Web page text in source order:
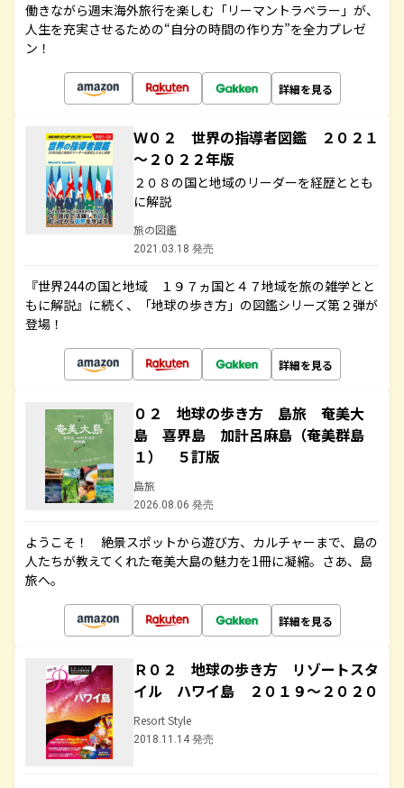
働きながら週末海外旅行を楽しむ「リーマントラベラー」が、
人生を充実させるための“自分の時間の作り方”を全力プレゼ
ン！
詳細を見る
Ｗ０２ 世界の指導者図鑑 ２０２１
～２０２２年版
２０８の国と地域のリーダーを経歴ととも
に解説
旅の図鑑
2021.03.18 発売
『世界244の国と地域 １９７ヵ国と４７地域を旅の雑学とと
もに解説』に続く、「地球の歩き方」の図鑑シリーズ第２弾が
登場！
詳細を見る
０２ 地球の歩き方 島旅 奄美大
島 喜界島 加計呂麻島（奄美群島
１） ５訂版
島旅
2026.08.06 発売
ようこそ！ 絶景スポットから遊び方、カルチャーまで、島の
人たちが教えてくれた奄美大島の魅力を1冊に凝縮。さあ、島
旅へ。
詳細を見る
Ｒ０２ 地球の歩き方 リゾートスタ
イル ハワイ島 ２０１９～２０２０
Resort Style
2018.11.14 発売